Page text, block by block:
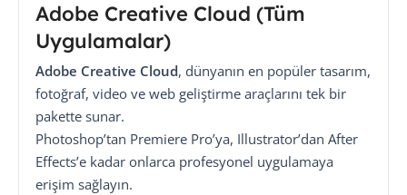
Adobe Creative Cloud (Tüm
Uygulamalar)
Adobe Creative Cloud, dünyanın en popüler tasarım,
fotoğraf, video ve web geliştirme araçlarını tek bir
pakette sunar.
Photoshop’tan Premiere Pro’ya, Illustrator’dan After
Effects’e kadar onlarca profesyonel uygulamaya
erişim sağlayın.